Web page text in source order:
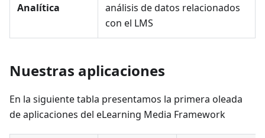
Analítica
análisis de datos relacionados
con el LMS
Nuestras aplicaciones
En la siguiente tabla presentamos la primera oleada
de aplicaciones del eLearning Media Framework